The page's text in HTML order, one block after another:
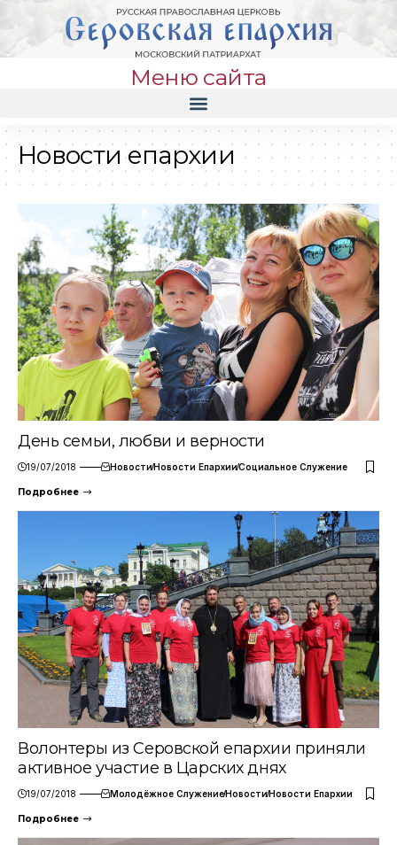
Меню сайта
Новости епархии
День семьи, любви и верности
19/07/2018 НовостиНовости ЕпархииСоциальное Служение
Подробнее
Волонтеры из Серовской епархии приняли
активное участие в Царских днях
19/07/2018 Молодёжное СлужениеНовостиНовости Епархии
Подробнее